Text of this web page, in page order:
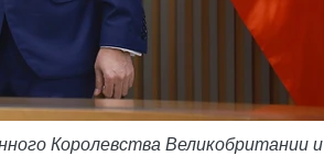
Королевства Великобритании и